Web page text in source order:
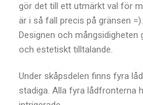
gör det till ett utmärkt val för
är i så fall precis på gränsen =).
Designen och
och estetiskt tilltalande.
Under skåpsdelen finns fyra
stadiga. Alla fyra lådfronterna